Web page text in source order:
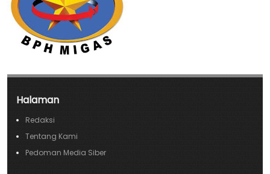
Halaman
Redaksi
Tentang Kami
Pedoman Media Siber